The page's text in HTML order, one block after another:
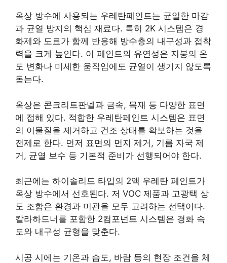
옥상 방수에 사용되는 우레탄페인트는 균일한 마감
과 균열 방지의 핵심 재료다. 특히 2K 시스템은 경
화제와 도료가 함께 반응해 방수층의 내구성과 접착
력을 크게 높인다. 이 페인트의 유연성은 지붕의 온
도 변화나 미세한 움직임에도 균열이 생기지 않도록
돕는다.
옥상은 콘크리트판넬과 금속, 목재 등 다양한 표면
에 접해 있다. 적합한 우레탄페인트 시스템은 표면
의 이물질을 제거하고 건조 상태를 확보하는 것을
전제로 한다. 먼저 표면의 먼지 제거, 기름 자국 제
거, 균열 보수 등 기본적 준비가 선행되어야 한다.
최근에는 하이솔리드 타입의 2액 우레탄 페인트가
옥상 방수에서 선호된다. 저 VOC 제품과 고광택 상
도 조합은 환경과 미관을 모두 고려하는 선택이다.
칼라하드너를 포함한 2컴포넌트 시스템은 경화 속
도와 내구성 균형을 맞춘다.
시공 시에는 기온과 습도, 바람 등의 현장 조건을 체